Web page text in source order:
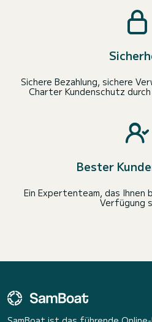
Sichere Bezahlung, sichere
Charter Kundenschutz
Bester
Ein Expertenteam, das Ihnen
Verfügung